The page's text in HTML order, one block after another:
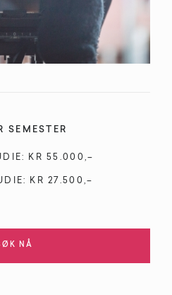
SEMESTER
KR 55.000,–
KR 27.500,–
NÅ